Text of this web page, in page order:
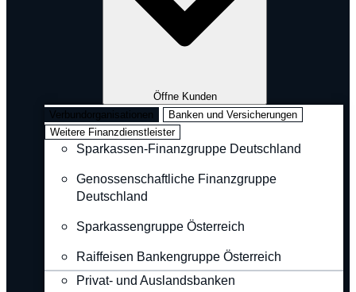
Öffne Kunden
Verbundorganisationen
Banken und Versicherungen
Weitere Finanzdienstleister
Sparkassen-Finanzgruppe Deutschland
Genossenschaftliche Finanzgruppe
Deutschland
Sparkassengruppe Österreich
Raiffeisen Bankengruppe Österreich
Privat- und Auslandsbanken